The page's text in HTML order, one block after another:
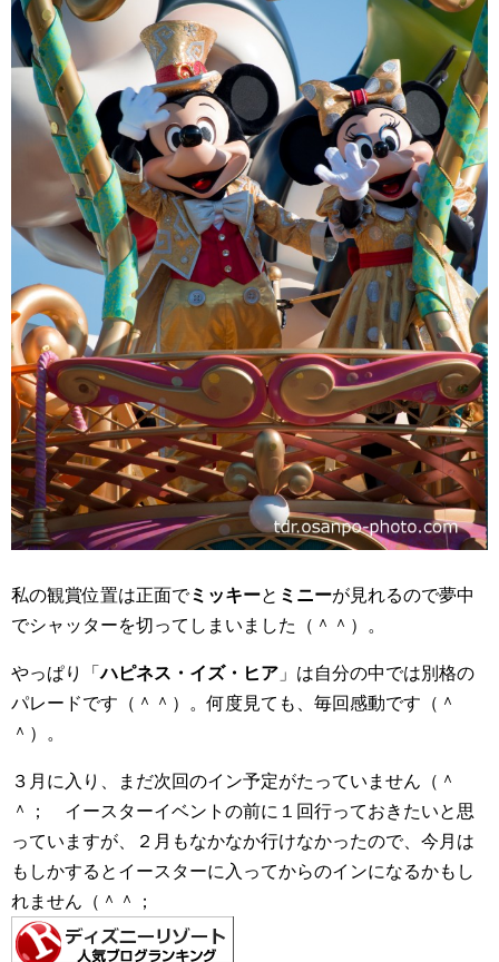
私の観賞位置は正面でミッキーと ミニーが見れるので夢中
でシャッターを切ってしまいました（＾＾）。
やっぱり「ハピネス・イズ・ヒア 」は自分の中では別格の
パレードです（＾＾）。何度見ても、毎回感動です（＾
＾）。
３月に入り、まだ次回のイン予定がたっていません（＾
＾； イースターイベントの前に１回行っておきたいと思
っていますが、２月もなかなか行けなかったので、今月は
もしかするとイースターに入ってからのインになるかもし
れません（＾＾；